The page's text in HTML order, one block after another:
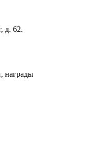
д. 62.
награды